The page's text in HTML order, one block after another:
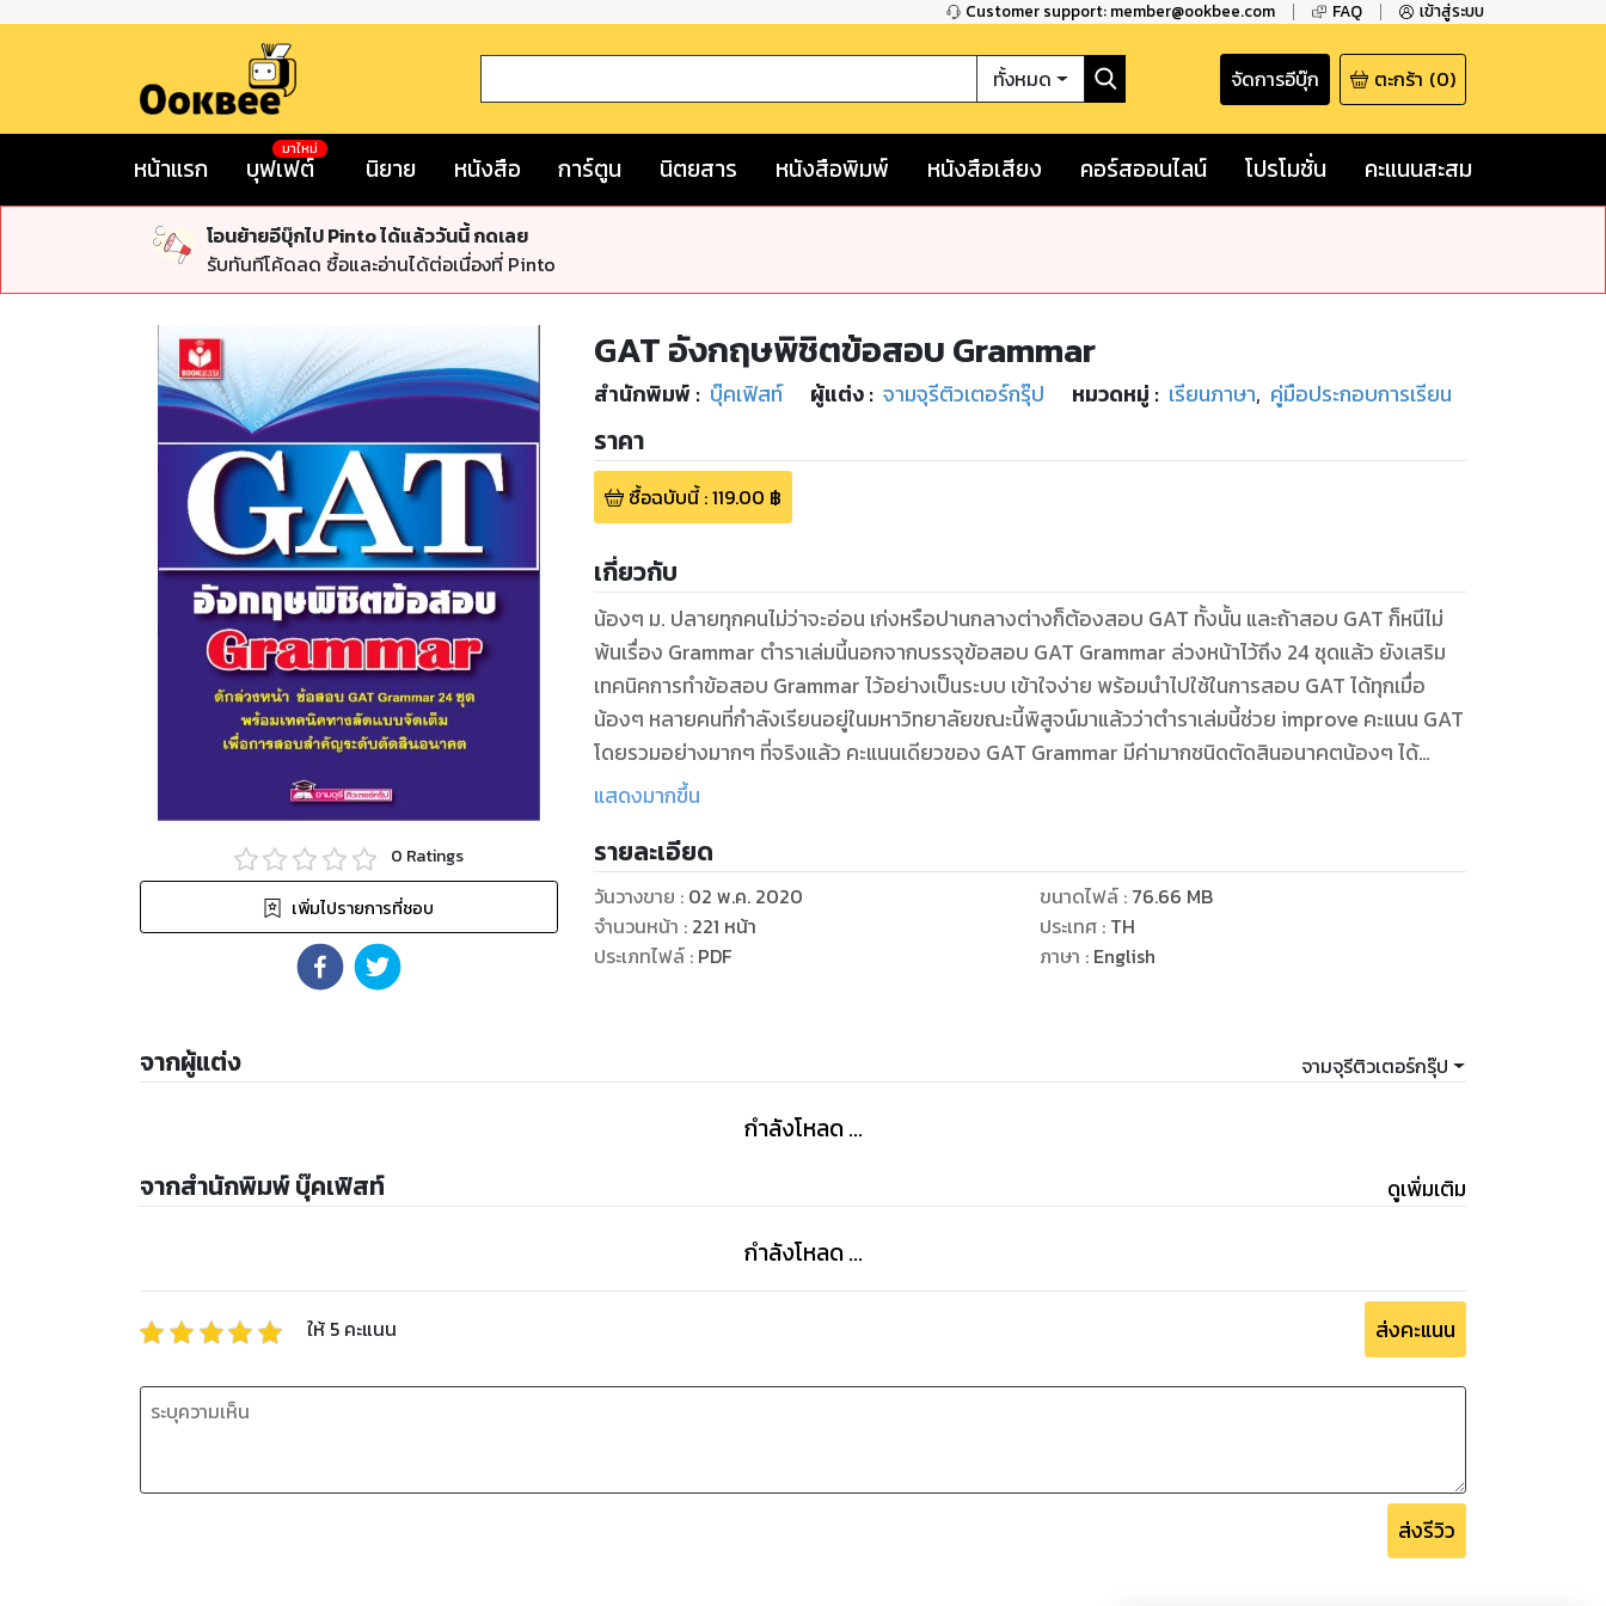
Customer support: member@ookbee.com FAQ เข้าสู่ระบบ
ทั้งหมด จัดการอีบุ๊ก ตะกร้า (0)
หน้าแรก บุฟเฟต์
มาใหม่
นิยาย หนังสือ การ์ตูน นิตยสาร หนังสือพิมพ์ หนังสือเสียง คอร์สออนไลน์ โปรโมชั่น คะแนนสะสม
โอนย้ายอีบุ๊กไป Pinto ได้แล้ววันนี้ กดเลย
รับทันทีโค้ดลด ซื้อและอ่านได้ต่อเนื่องที่ Pinto
0 Ratings
เพิ่มไปรายการที่ชอบ
GAT อังกฤษพิชิตข้อสอบ Grammar
สำนักพิมพ์ : บุ๊คเฟิสท์ ผู้แต่ง : จามจุรีติวเตอร์กรุ๊ป หมวดหมู่ : เรียนภาษา, คู่มือประกอบการเรียน
ราคา
ซื้อฉบับนี้:119.00 ฿
เกี่ยวกับ
น้องๆ ม. ปลายทุกคนไม่ว่าจะอ่อน เก่งหรือปานกลางต่างก็ต้องสอบ GAT ทั้งนั้น และถ้าสอบ GAT ก็หนีไม่
พ้นเรื่อง Grammar ตำราเล่มนี้นอกจากบรรจุข้อสอบ GAT Grammar ล่วงหน้าไว้ถึง 24 ชุดแล้ว ยังเสริม
เทคนิคการทำข้อสอบ Grammar ไว้อย่างเป็นระบบ เข้าใจง่าย พร้อมนำไปใช้ในการสอบ GAT ได้ทุกเมื่อ
น้องๆ หลายคนที่กำลังเรียนอยู่ในมหาวิทยาลัยขณะนี้พิสูจน์มาแล้วว่าตำราเล่มนี้ช่วย improve คะแนน GAT
โดยรวมอย่างมากๆ ที่จริงแล้ว คะแนนเดียวของ GAT Grammar มีค่ามากชนิดตัดสินอนาคตน้องๆ ได้
เหมือนที่หลายคนเคยประสบด้วยตัวเองมาแล้ว พลาดแค่คะแนนเดียวอาจพลาดคณะที่ต้องการทันที!
แสดงมากขึ้น
รายละเอียด
วันวางขาย : 02 พ.ค. 2020
จำนวนหน้า : 221 หน้า
ประเภทไฟล์: PDF
ขนาดไฟล์: 76.66 MB
ประเทศ : TH
ภาษา : English
จากผู้แต่ง จามจุรีติวเตอร์กรุ๊ป
กำลังโหลด ...
จากสำนักพิมพ์ บุ๊คเฟิสท์ ดูเพิ่มเติม
กำลังโหลด ...
ให้ 5 คะแนน ส่งคะแนน
ส่งรีวิว